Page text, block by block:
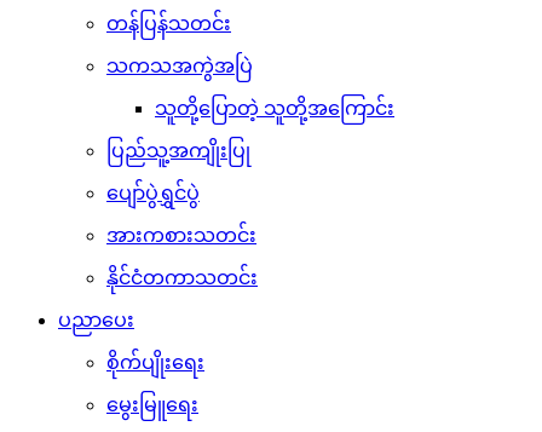
တန်ပြန်သတင်း
သကသအကွဲအပြဲ
သူတို့ပြောတဲ့ သူတို့အကြောင်း
ပြည်သူ့အကျိုးပြု
ပျော်ပွဲရွှင်ပွဲ
အားကစားသတင်း
နိုင်ငံတကာသတင်း
ပညာပေး
စိုက်ပျိုးရေး
မွေးမြူရေး